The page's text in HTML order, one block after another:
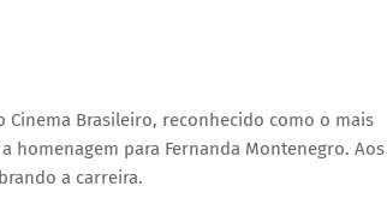
Cinema Brasileiro, reconhecido como o mais
homenagem para Fernanda Montenegro. Aos
a carreira.